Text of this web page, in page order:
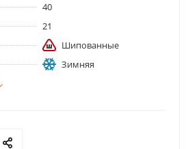
40
21
Шипованные
Зимняя